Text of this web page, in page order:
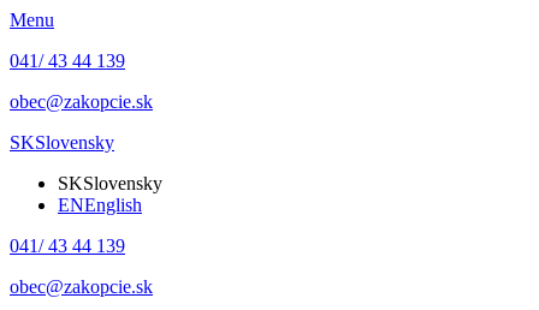
Menu
041/ 43 44 139
obec@zakopcie.sk
SKSlovensky
SKSlovensky
ENEnglish
041/ 43 44 139
obec@zakopcie.sk